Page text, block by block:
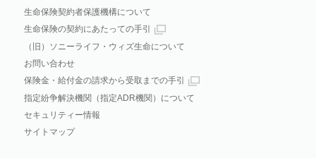
生命保険契約者保護機構について
生命保険の契約にあたっての手引
（旧）ソニーライフ・ウィズ生命について
お問い合わせ
保険金・給付金の請求から受取までの手引
指定紛争解決機関（指定ADR機関）について
セキュリティー情報
サイトマップ